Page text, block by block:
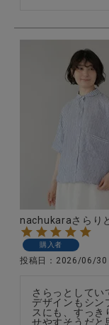
nachukaraさらり
購入者
投稿日 2026/06/30
さらっとしてい
デザインもシン
スにも、すっき
せやすそうだと